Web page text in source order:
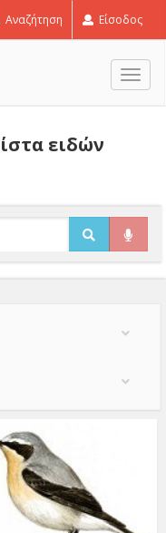
Αναζήτηση Είσοδος
ειδών